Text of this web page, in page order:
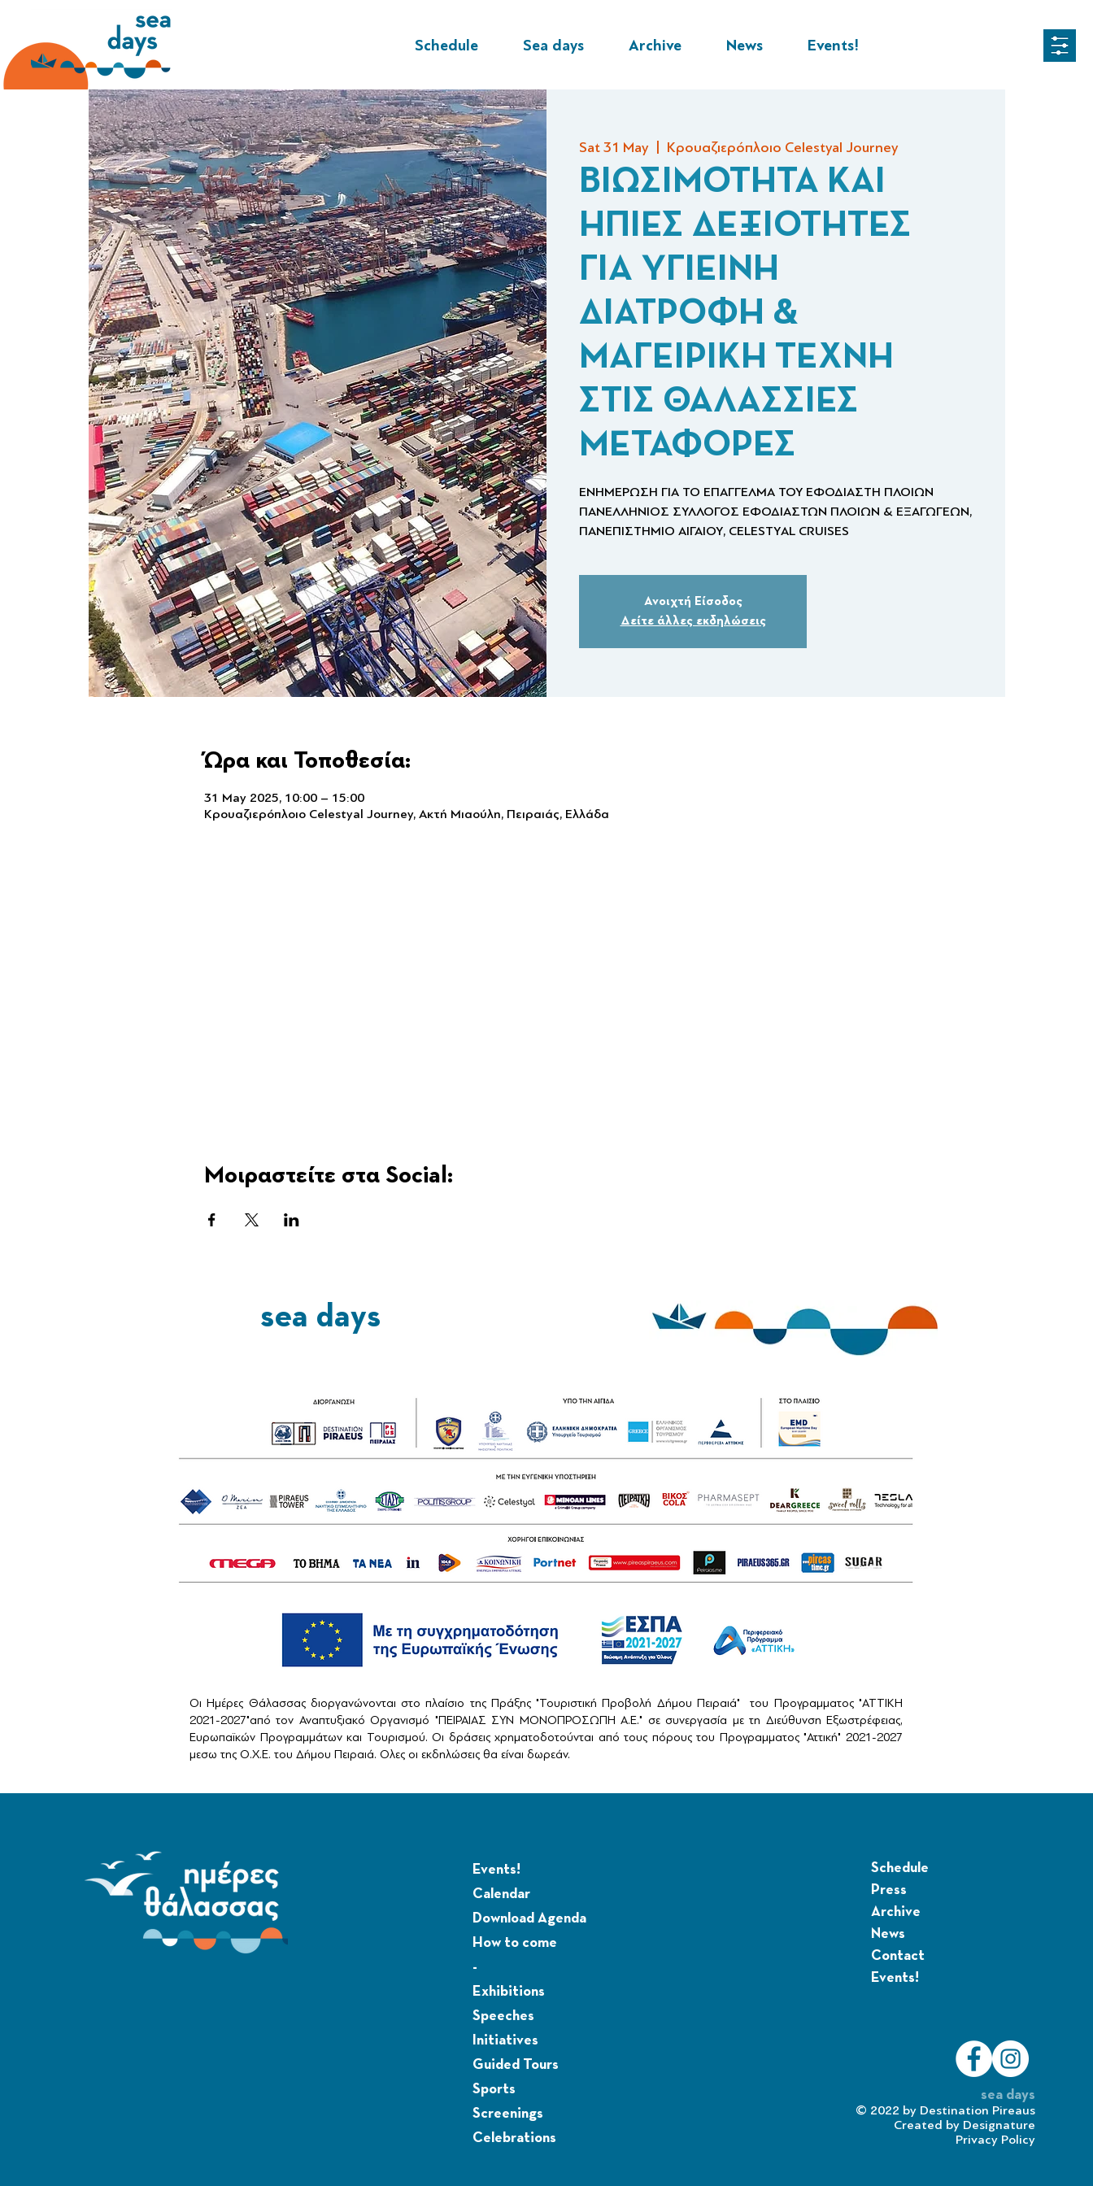
Schedule Sea days Archive News Events!
Sat 31 May Κρουαζιερόπλοιο Celestyal Journey
ΒΙΩΣΙΜΟΤΗΤΑ ΚΑΙ
ΗΠΙΕΣ ΔΕΞΙΟΤΗΤΕΣ
ΓΙΑ ΥΓΙΕΙΝΗ
ΔΙΑΤΡΟΦΗ &
ΜΑΓΕΙΡΙΚΗ ΤΕΧΝΗ
ΣΤΙΣ ΘΑΛΑΣΣΙΕΣ
ΜΕΤΑΦΟΡΕΣ
ΕΝΗΜΕΡΩΣΗ ΓΙΑ ΤΟ ΕΠΑΓΓΕΛΜΑ ΤΟΥ ΕΦΟΔΙΑΣΤΗ ΠΛΟΙΩΝ
ΠΑΝΕΛΛΗΝΙΟΣ ΣΥΛΛΟΓΟΣ ΕΦΟΔΙΑΣΤΩΝ ΠΛΟΙΩΝ & ΕΞΑΓΩΓΕΩΝ,
Ανοιχτή Είσοδος
Δείτε άλλες εκδηλώσεις
Ώρα και Τοποθεσία:
31 May 2025, 10:00 – 15:00
Κρουαζιερόπλοιο Celestyal Journey, Ακτή Μιαούλη, Πειραιάς, Ελλάδα
Μοιραστείτε στα Social:
sea days
Οι Ημέρες Θάλασσας διοργανώνονται στο πλαίσιο της Πράξης "Τουριστική Προβολή Δήμου Πειραιά" του Προγραμματος "ΑΤΤΙΚΗ
2021-2027"από τον Αναπτυξιακό Οργανισμό "ΠΕΙΡΑΙΑΣ ΣΥΝ ΜΟΝΟΠΡΟΣΩΠΗ Α.Ε." σε συνεργασία με τη Διεύθυνση Εξωστρέφειας,
Ευρωπαϊκών Προγραμμάτων και Τουρισμού. Οι δράσεις χρηματοδοτούνται από τους πόρους του Προγραμματος "Αττική" 2021-2027
μεσω της Ο.Χ.Ε. του Δήμου Πειραιά. Ολες οι εκδηλώσεις θα είναι δωρεάν.
Events!
Calendar
Download Agenda
How to come
-
Exhibitions
Speeches
Initiatives
Guided Tours
Sports
Screenings
Celebrations
Schedule
Press
Archive
News
Contact
Events!
sea days
© 2022 by Destination Pireaus
Created by Designature
Privacy Policy